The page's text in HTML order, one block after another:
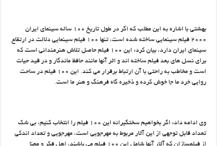
بهشتی با اشاره به این مطلب که اگر در طول تاریخ ۱۰۰ ساله سینمای ایران
۲۰۰۰ فیلم سینمایی ساخته شده است، تنها ۱۰۰ فیلم سینمایی دلالت در ارتقاع
سینمای ایران دارد، بیان کرد: این ۱۰۰ فیلم حاصل تلاش هنرمندانی است که
برای نسل های بعد فیلم ساخته اند و اثر آنها مانند حافظ ماندگار و در قید حیات
است و مخاطب به راحتی با آن ارتباط برقرار می کند. این ۱۰۰ فیلم در ساحت
روایی خرد ما جا خوش کرده و ذخیره گاه فرهنگ و هنر ما است.
وی ادامه داد: اگر بخواهیم سختگیرانه این ۱۰۰ فیلم را انتخاب کنیم، بی شک
تعداد قابل توجهی از این آثار مربوط به مهرجویی است، مهرجویی و تعداد اندکی